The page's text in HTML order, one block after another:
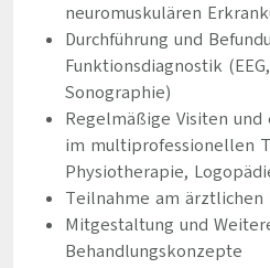
neuromuskulären
Durchführung und
Funktionsdiagnostik
Sonographie)
Regelmäßige Visiten
im multiprofessionellen
Physiotherapie,
Teilnahme am
Mitgestaltung und
Behandlungskonzepte